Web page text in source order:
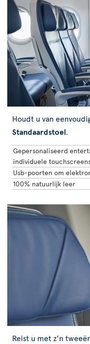
Houdt u van
Standaardstoel.
Gepersonaliseerd
individuele
Usb-poorten om
100% natuurlijk leer
Reist u met z'n